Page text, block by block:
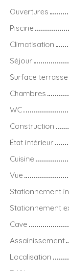
Ouvertures
Piscine
Climatisation
Séjour
Surface terrasse
Chambres
WC
Construction
État intérieur
Cuisine
Vue
Stationnement
Stationnement
Cave
Assainissement
Localisation